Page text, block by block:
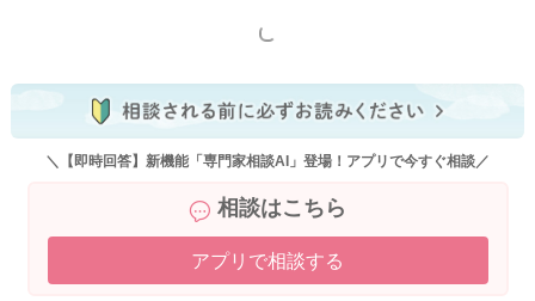
もっと見る
＼【即時回答】新機能「専門家相談AI」登場！アプリで今すぐ相談／
相談はこちら
アプリで相談する